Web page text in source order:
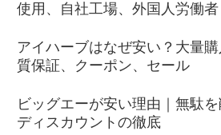
使用、自社工場、外国人労働者
アイハーブはなぜ安い？大量
質保証、クーポン、セール
ビッグエーが安い理由｜無駄
ディスカウントの徹底